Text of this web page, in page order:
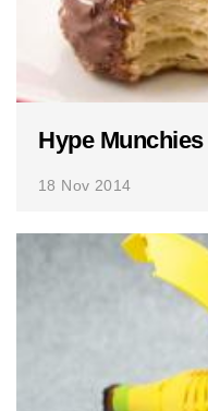
Hype
18 Nov 2014